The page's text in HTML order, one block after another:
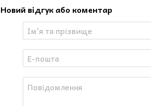
🍎 Домашній узвар
Глибокий, насичений аромат сушених
🌼 Квітучий лан
Духмяний аромат польових квітів, що
українських просторів, де небо
Новий відгук або коментар